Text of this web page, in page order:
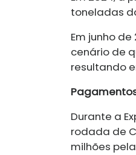
toneladas
Em junho
cenário de
resultando
Durante a
rodada de
milhões